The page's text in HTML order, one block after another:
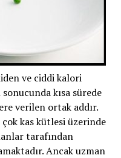
ve ciddi kalori
kısa sürede
verilen ortak addır.
kas kütlesi üzerinde
tarafından
Ancak uzman